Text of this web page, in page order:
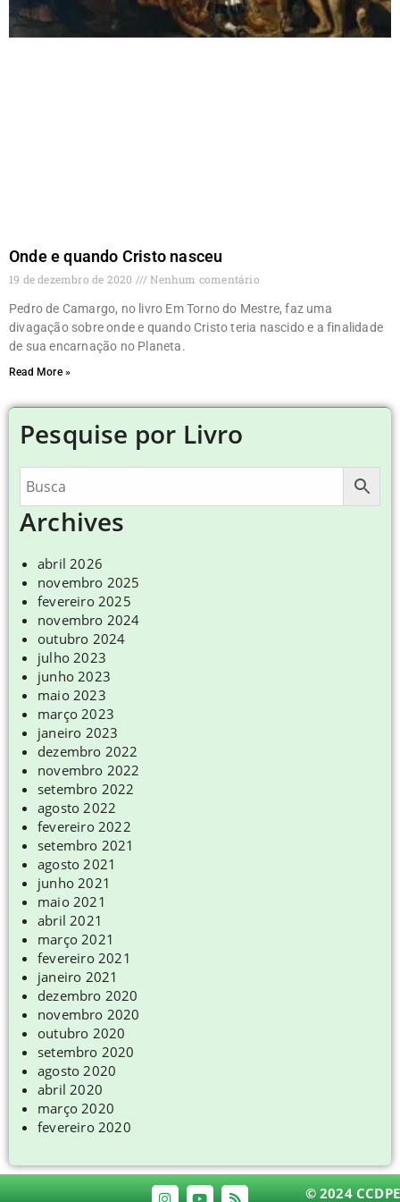
Onde e quando Cristo nasceu
19 de dezembro de 2020 Nenhum comentário
Pedro de Camargo, no livro Em Torno do Mestre, faz uma
divagação sobre onde e quando Cristo teria nascido e a finalidade
de sua encarnação no Planeta.
Read More »
Pesquise por Livro
Archives
abril 2026
novembro 2025
fevereiro 2025
novembro 2024
outubro 2024
julho 2023
junho 2023
maio 2023
março 2023
janeiro 2023
dezembro 2022
novembro 2022
setembro 2022
agosto 2022
fevereiro 2022
setembro 2021
agosto 2021
junho 2021
maio 2021
abril 2021
março 2021
fevereiro 2021
janeiro 2021
dezembro 2020
novembro 2020
outubro 2020
setembro 2020
agosto 2020
abril 2020
março 2020
fevereiro 2020
© 2024 CCDPE